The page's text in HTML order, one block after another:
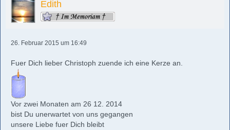
Edith
26. Februar 2015 um 16:49
Fuer Dich lieber Christoph zuende ich eine Kerze an.
Vor zwei Monaten am 26 12. 2014
bist Du unerwartet von uns gegangen
unsere Liebe fuer Dich bleibt